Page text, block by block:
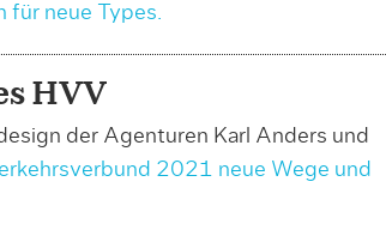
für neue Types.
HVV
der Agenturen Karl Anders und
2021 neue Wege und